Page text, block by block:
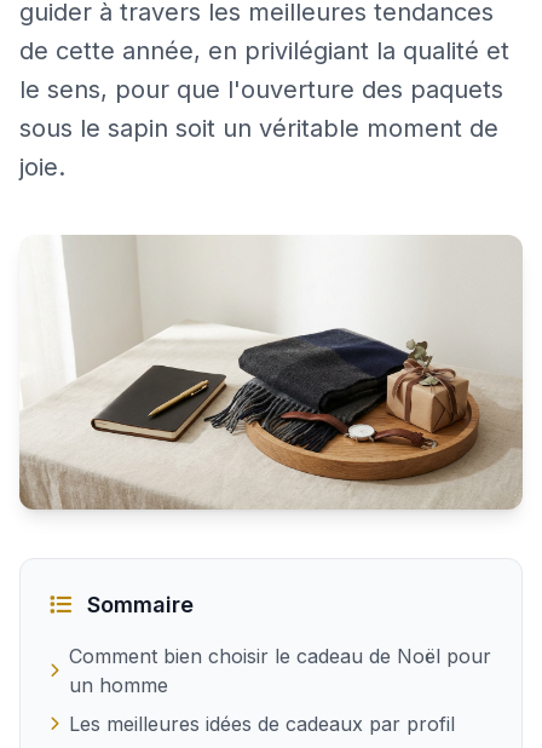
guider à travers les meilleures tendances
de cette année, en privilégiant la qualité et
le sens, pour que l'ouverture des paquets
sous le sapin soit un véritable moment de
joie.
Sommaire
Comment bien choisir le cadeau de Noël pour
un homme
Les meilleures idées de cadeaux par profil